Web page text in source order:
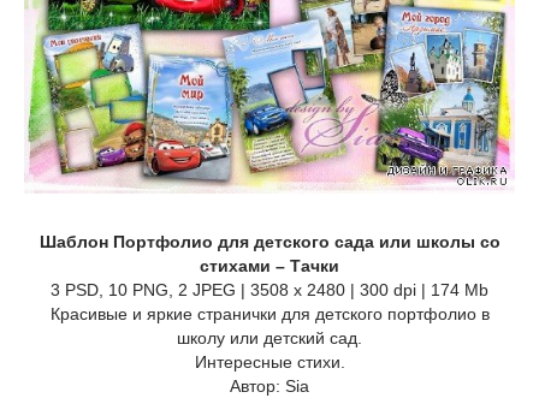
Шаблон Портфолио для детского сада или школы со
стихами – Тачки
3 PSD, 10 PNG, 2 JPEG | 3508 x 2480 | 300 dpi | 174 Mb
Красивые и яркие странички для детского портфолио в
школу или детский сад.
Интересные стихи.
Автор: Sia